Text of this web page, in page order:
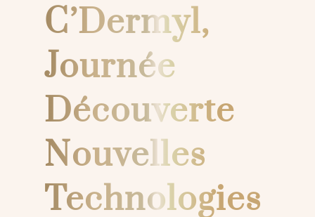
C’Dermyl,
Journée
Découverte
Nouvelles
Technologies